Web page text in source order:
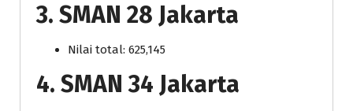
3. SMAN 28 Jakarta
Nilai total: 625,145
4. SMAN 34 Jakarta